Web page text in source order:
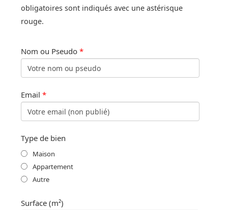
obligatoires sont indiqués avec une astérisque
rouge.
Nom ou Pseudo *
Email *
Type de bien
Maison
Appartement
Autre
Surface (m²)